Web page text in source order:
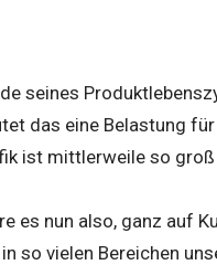
seines
das eine Belastung
ist mittlerweile so
es nun also, ganz auf
so vielen Bereichen